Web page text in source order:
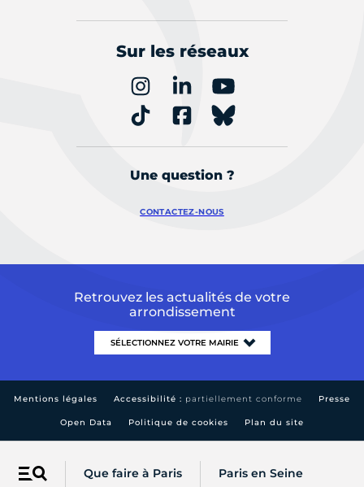
Menu Que faire à Paris Paris en Seine
Sur les réseaux
Une question ?
CONTACTEZ-NOUS
Retrouvez les actualités de votre
arrondissement
Mentions légales Accessibilité : partiellement conforme Presse
Open Data Politique de cookies Plan du site